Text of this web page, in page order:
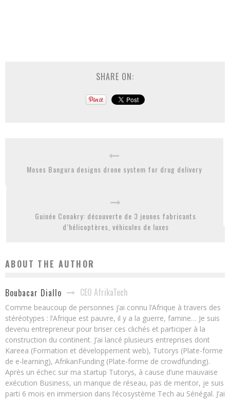
SHARE ON:
Moses Bangura designs drone system for drug delivery
Guinée Conakry: découverte de 3 jeunes fabricants
d’hélicoptères, véhicules de luxes
ABOUT THE AUTHOR
Boubacar Diallo CEO AfrikaTech
Comme beaucoup de personnes j’ai connu l’Afrique à travers des
stéréotypes : l’Afrique est pauvre, il y a la guerre, famine… Je suis
devenu entrepreneur pour briser ces clichés et participer à la
construction du continent. J’ai lancé plusieurs entreprises dont
Kareea (Formation et développement web), Tutorys (Plate-forme
de e-learning), AfrikanFunding (Plate-forme de crowdfunding).
Après un échec sur ma startup Tutorys, à cause d’une mauvaise
exécution Business, un manque de réseau, pas de mentor, je suis
parti 6 mois en immersion dans l’écosystème Tech au Sénégal. J’ai